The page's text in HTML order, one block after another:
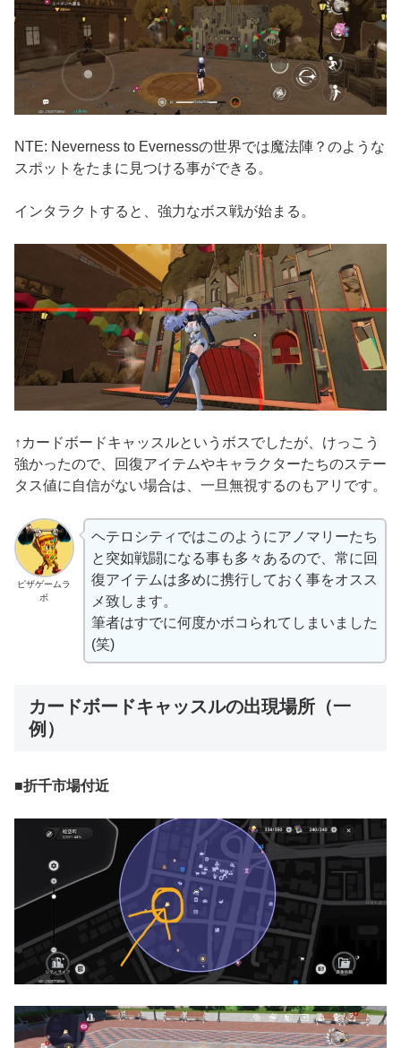
NTE: Neverness to Evernessの世界では魔法陣？のような
スポットをたまに見つける事ができる。
インタラクトすると、強力なボス戦が始まる。
↑カードボードキャッスルというボスでしたが、けっこう
強かったので、回復アイテムやキャラクターたちのステー
タス値に自信がない場合は、一旦無視するのもアリです。
ピザゲームラ
ボ
ヘテロシティではこのようにアノマリーたち
と突如戦闘になる事も多々あるので、常に回
復アイテムは多めに携行しておく事をオスス
メ致します。
筆者はすでに何度かボコられてしまいました
(笑)
カードボードキャッスルの出現場所（一
例）
■折千市場付近